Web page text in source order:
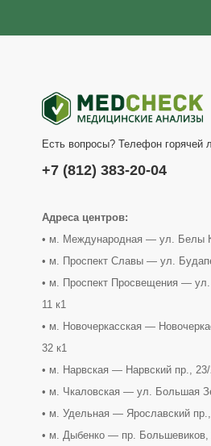
Есть вопросы? Телефон горячей
+7 (812) 383-20-04
Адреса центров:
• м. Международная — ул. Белы
• м. Проспект Славы — ул.
• м. Проспект Просвещения —
11 к1
• м. Новочеркасская —
32 к1
• м. Нарвская — Нарвский пр.,
• м. Чкаловская — ул. Большая
• м. Удельная — Ярославский
• м. Дыбенко — пр. Большевиков,